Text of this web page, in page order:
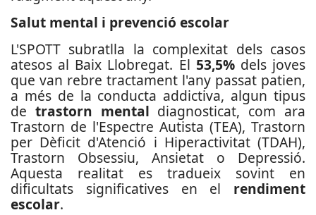
Salut mental i prevenció escolar
L'SPOTT subratlla la complexitat dels casos
atesos al Baix Llobregat. El 53,5%dels joves
que van rebre tractament l'any passat patien,
a més de la conducta addictiva, algun tipus
de trastorn mental diagnosticat, com ara
Trastorn de l'Espectre Autista (TEA), Trastorn
per Dèficit d'Atenció i Hiperactivitat (TDAH),
Trastorn Obsessiu, Ansietat o Depressió.
Aquesta realitat es tradueix sovint en
dificultats significatives en el rendiment
escolar.